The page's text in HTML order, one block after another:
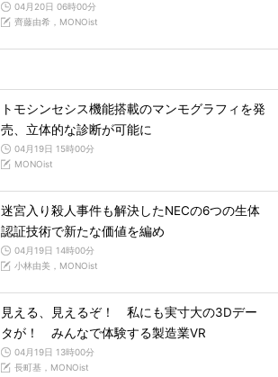
04月20日 06時00分
齊藤由希，MONOist
トモシンセシス機能搭載のマンモグラフィを発
売、立体的な診断が可能に
04月19日 15時00分
MONOist
迷宮入り殺人事件も解決したNECの6つの生体
認証技術で新たな価値を編め
04月19日 14時00分
小林由美，MONOist
見える、見えるぞ！ 私にも実寸大の3Dデー
タが！ みんなで体験する製造業VR
04月19日 13時00分
長町基，MONOist